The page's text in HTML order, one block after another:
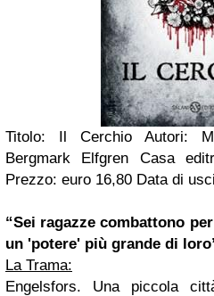
Titolo: Il Cerchio Autori:
Bergmark Elfgren
Casa
Prezzo: euro 16,80 Data di
“Sei ragazze combattono
un 'potere' più grande di
La Trama:
Engelsfors. Una piccola